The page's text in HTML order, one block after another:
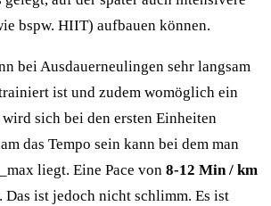
bspw. HIIT) aufbauen können.
bei Ausdauerneulingen sehr langsam
ist und zudem womöglich ein
sich bei den ersten Einheiten
das Tempo sein kann bei dem man
liegt. Eine Pace von 8-12 Min / km
Das ist jedoch nicht schlimm. Es ist